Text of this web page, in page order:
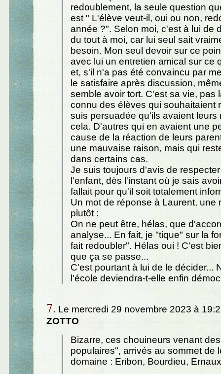
redoublement, la seule question
est " L'élève veut-il, oui ou non,
année ?". Selon moi, c'est à lui de
du tout à moi, car lui seul sait
besoin. Mon seul devoir sur ce
avec lui un entretien amical sur ce
et, s'il n'a pas été convaincu par
le satisfaire après discussion,
semble avoir tort. C'est sa vie, pas
connu des élèves qui souhaitaient
suis persuadée qu'ils avaient leurs
cela. D'autres qui en avaient une
cause de la réaction de leurs
une mauvaise raison, mais qui
dans certains cas.
Je suis toujours d'avis de
l'enfant, dès l'instant où je sais
fallait pour qu'il soit totalement
Un mot de réponse à Laurent, une
plutôt :
On ne peut être, hélas, que
analyse... En fait, je "tique" sur la
fait redoubler". Hélas oui ! C'est
que ça se passe...
C'est pourtant à lui de le décider...
l'école deviendra-t-elle enfin
7. Le mercredi 29 novembre 2023 à
ZOTTO
Bizarre, ces chouineurs venant
populaires", arrivés au sommet de
domaine : Eribon, Bourdieu,